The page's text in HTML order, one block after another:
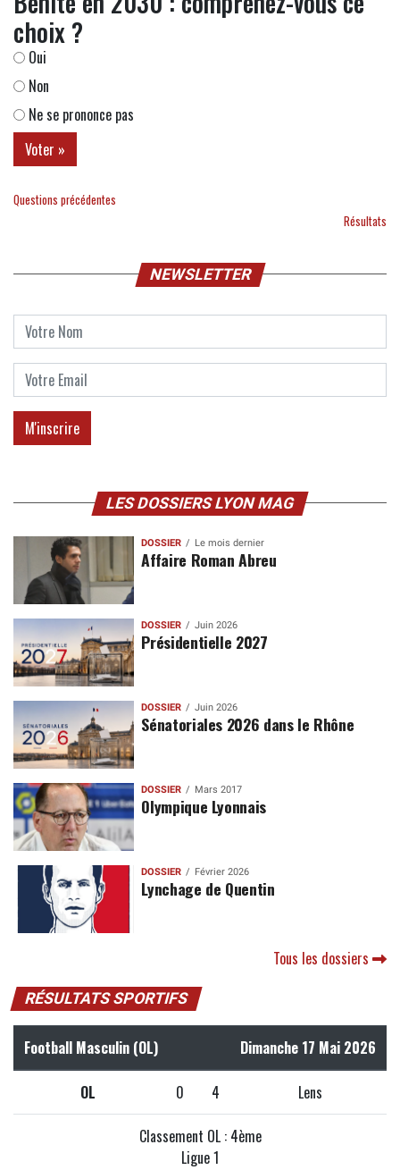
choix ?
Oui
Non
Ne se prononce pas
Questions précédentes
Résultats
NEWSLETTER
LES DOSSIERS LYON MAG
DOSSIER Le mois dernier
Affaire Roman Abreu
DOSSIER Juin 2026
Présidentielle 2027
DOSSIER Juin 2026
Sénatoriales 2026 dans le Rhône
DOSSIER Mars 2017
Olympique Lyonnais
DOSSIER Février 2026
Lynchage de Quentin
Tous les dossiers
RÉSULTATS SPORTIFS
Football Masculin (OL) Dimanche 17 Mai 2026
OL 0 4 Lens
Classement OL : 4ème
Ligue 1